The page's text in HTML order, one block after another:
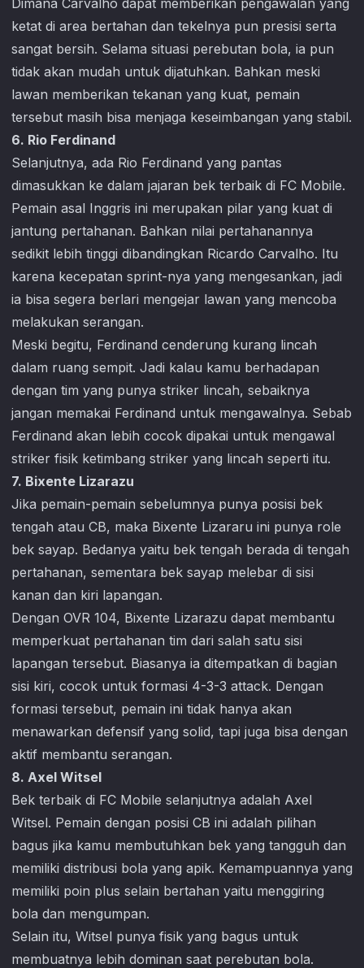
Dimana Carvalho dapat memberikan pengawalan yang
ketat di area bertahan dan tekelnya pun presisi serta
sangat bersih. Selama situasi perebutan bola, ia pun
tidak akan mudah untuk dijatuhkan. Bahkan meski
lawan memberikan tekanan yang kuat, pemain
tersebut masih bisa menjaga keseimbangan yang stabil.
6. Rio Ferdinand
Selanjutnya, ada Rio Ferdinand yang pantas
dimasukkan ke dalam jajaran bek terbaik di FC Mobile.
Pemain asal Inggris ini merupakan pilar yang kuat di
jantung pertahanan. Bahkan nilai pertahanannya
sedikit lebih tinggi dibandingkan Ricardo Carvalho. Itu
karena kecepatan sprint-nya yang mengesankan, jadi
ia bisa segera berlari mengejar lawan yang mencoba
melakukan serangan.
Meski begitu, Ferdinand cenderung kurang lincah
dalam ruang sempit. Jadi kalau kamu berhadapan
dengan tim yang punya striker lincah, sebaiknya
jangan memakai Ferdinand untuk mengawalnya. Sebab
Ferdinand akan lebih cocok dipakai untuk mengawal
striker fisik ketimbang striker yang lincah seperti itu.
7. Bixente Lizarazu
Jika pemain-pemain sebelumnya punya posisi bek
tengah atau CB, maka Bixente Lizararu ini punya role
bek sayap. Bedanya yaitu bek tengah berada di tengah
pertahanan, sementara bek sayap melebar di sisi
kanan dan kiri lapangan.
Dengan OVR 104, Bixente Lizarazu dapat membantu
memperkuat pertahanan tim dari salah satu sisi
lapangan tersebut. Biasanya ia ditempatkan di bagian
sisi kiri, cocok untuk formasi 4-3-3 attack. Dengan
formasi tersebut, pemain ini tidak hanya akan
menawarkan defensif yang solid, tapi juga bisa dengan
aktif membantu serangan.
8. Axel Witsel
Bek terbaik di FC Mobile selanjutnya adalah Axel
Witsel. Pemain dengan posisi CB ini adalah pilihan
bagus jika kamu membutuhkan bek yang tangguh dan
memiliki distribusi bola yang apik. Kemampuannya yang
memiliki poin plus selain bertahan yaitu menggiring
bola dan mengumpan.
Selain itu, Witsel punya fisik yang bagus untuk
membuatnya lebih dominan saat perebutan bola.